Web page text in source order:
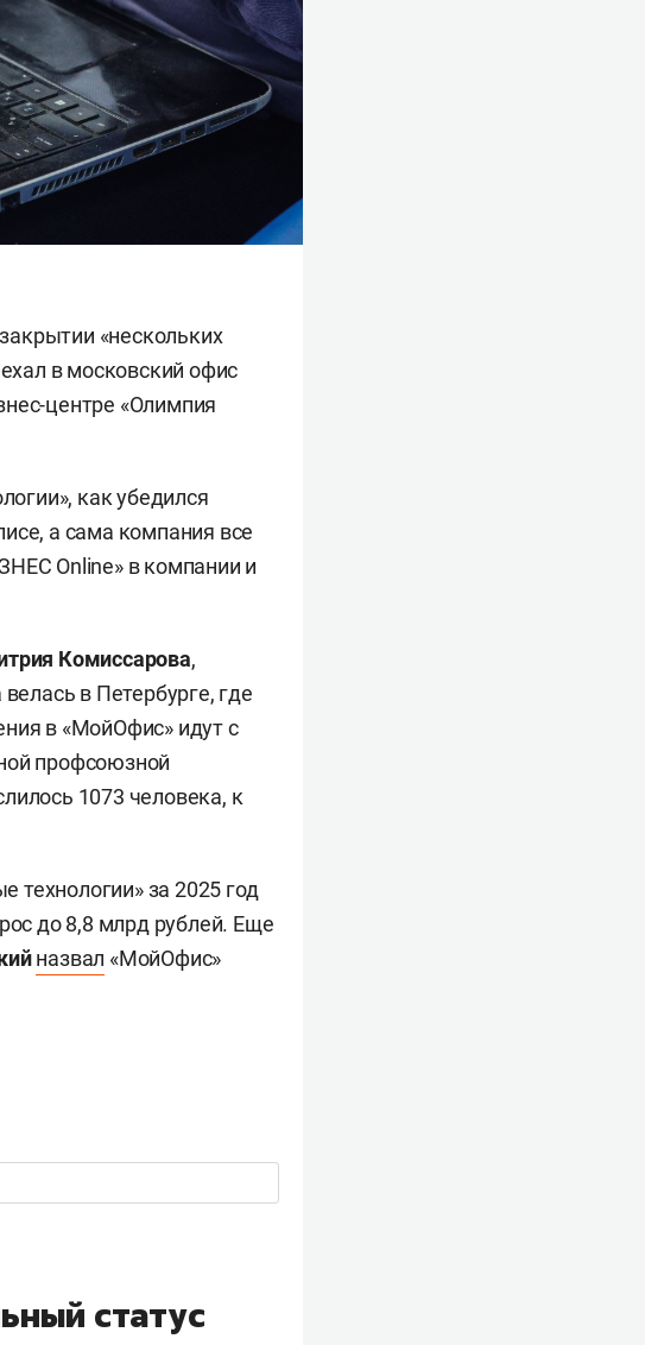
«нескольких
в московский офис
центре «Олимпия
как убедился
а сама компания все
Online» в компании и
Комиссарова,
в Петербурге, где
в «МойОфис» идут с
профсоюзной
1073 человека, к
за 2025 год
до 8,8 млрд рублей. Еще
назвал «МойОфис»
статус